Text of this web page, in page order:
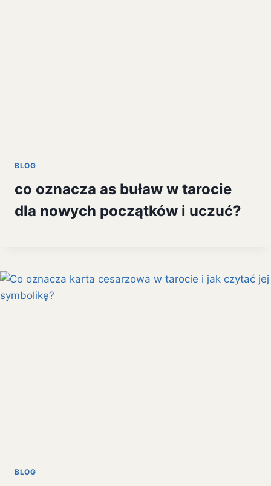
BLOG
co oznacza as buław w tarocie
dla nowych początków i uczuć?
BLOG